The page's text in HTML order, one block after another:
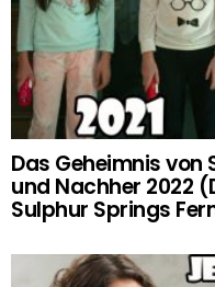
Das Geheimnis von
und Nachher 2022
Sulphur Springs